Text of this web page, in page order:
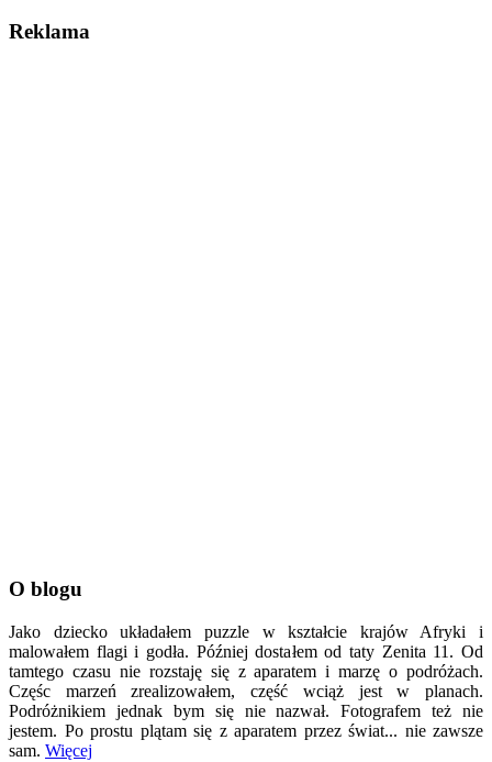
Reklama
O blogu
Jako dziecko układałem puzzle w kształcie krajów Afryki i
malowałem flagi i godła. Później dostałem od taty Zenita 11. Od
tamtego czasu nie rozstaję się z aparatem i marzę o podróżach.
Częśc marzeń zrealizowałem, część wciąż jest w planach.
Podróżnikiem jednak bym się nie nazwał. Fotografem też nie
jestem. Po prostu plątam się z aparatem przez świat... nie zawsze
sam. Więcej